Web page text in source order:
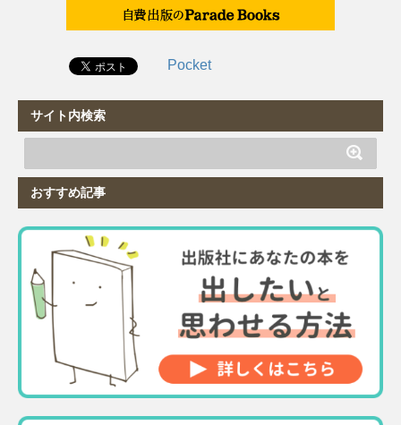
Pocket
サイト内検索
おすすめ記事